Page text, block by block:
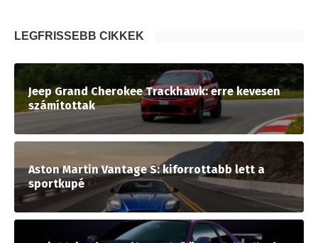
LEGFRISSEBB CIKKEK
Jeep Grand Cherokee Trackhawk: erre kevesen
számítottak
Aston Martin Vantage S: kiforrottabb lett a
sportkupé